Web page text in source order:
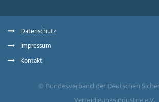
Datenschutz
Impressum
Kontakt
© Bundesverband der Deutschen
Verteidigungsindustrie e.V.